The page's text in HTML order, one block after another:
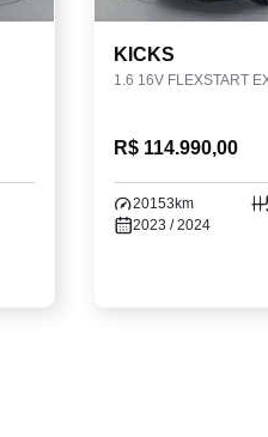
KICKS
R$ 114.990,00
20153km
2023 / 2024